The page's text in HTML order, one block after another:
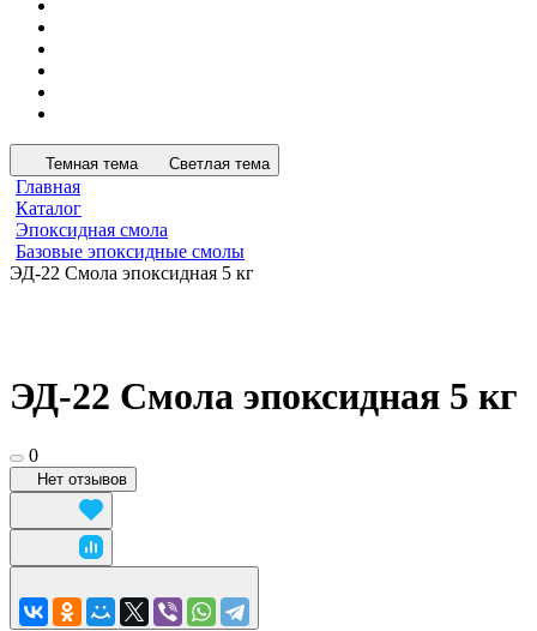
Темная тема Светлая тема
Главная
Каталог
Эпоксидная смола
Базовые эпоксидные смолы
ЭД-22 Смола эпоксидная 5 кг
ЭД-22 Смола эпоксидная 5 кг
0
Нет отзывов